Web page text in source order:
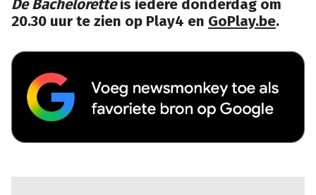
De Bacheloretteis iedere donderdag om
20.30 uur te zien op Play4 en GoPlay.be.